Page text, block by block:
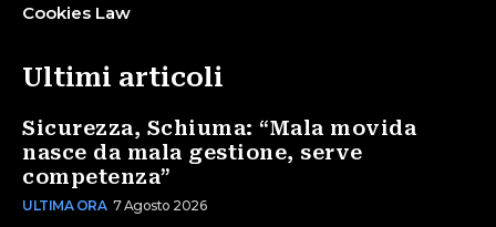
Cookies Law
Ultimi articoli
Sicurezza, Schiuma: “Mala movida
nasce da mala gestione, serve
competenza”
ULTIMA ORA 7 Agosto 2026